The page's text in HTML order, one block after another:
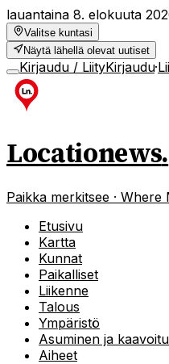
lauantaina 8. elokuuta
Valitse kuntasi
Näytä lähellä olevat uutiset
Kirjaudu / LiityKirjaudu·
Locationews.
Paikka merkitsee · Where
Etusivu
Kartta
Kunnat
Paikalliset
Liikenne
Talous
Ympäristö
Asuminen ja
Aiheet